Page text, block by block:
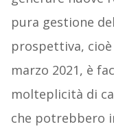
pura gestione
prospettiva,
marzo 2021, è
molteplicità di
che potrebbero